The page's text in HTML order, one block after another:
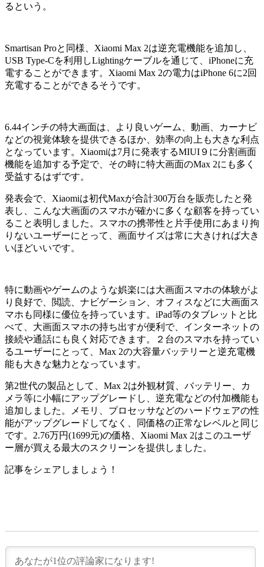
るという。
Smartisan Proと同様、Xiaomi Max 2は逆充電機能を追加し、
USB Type-Cを利用しLightingケーブルを通じて、iPhoneに充
電することができます。Xiaomi Max 2の電力はiPhone 6に2回
充電することができるそうです。
6.44インチの特大画面は、より良いゲーム、動画、カーナビ
などの視覚体験を提供できるほか、効率の向上も大きな利点
となっています。Xiaomiは7月に発表するMIUI９に分割画面
機能を追加する予定で、その時に特大画面のMax 2にも多く
受益するはずです。
発表会で、Xiaomiは初代Maxが合計300万台を販売したと発
表し、こんな大画面のスマホが確かに多くな顧客を持ってい
ること表明しました。スマホの携帯性と片手使用にあまり拘
りないユーザーにとって、画面サイズは常に大きければ大き
いほどいいです。
特に動画やゲームのような娯楽には大画面スマホの体験がよ
り良好で、閲読、ナビゲーション、オフィスなどに大画面ス
マホも同様に優位を持っています。iPad等のタブレットと比
べて、大画面スマホの持ち出すが便利で、インターネットの
接続や通話にも良く対応できます。２台のスマホを持ってい
るユーザーにとって、Max 2の大容量バッテリーと逆充電機
能も大きな魅力となっています。
第2世代の製品として、Max 2は外観材質、バッテリー、カ
メラ等に小幅にアップグレードし、逆充電などの付加機能も
追加しました。メモリ、プロセッサなどのハードウェアの性
能がアップグレードしてなく、同価格の正常なレベルと同じ
です。2.76万円(1699元)の価格、Xiaomi Max 2はこのユーザ
ー層が買える最大のスクリーンを提供しました。
記事をシェアしましょう！